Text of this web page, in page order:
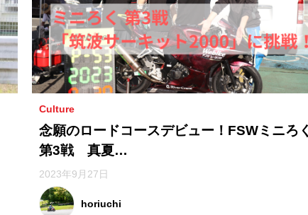
Culture
念願のロードコースデビュー！FSWミニろ
第3戦 真夏…
2023年9月27日
horiuchi